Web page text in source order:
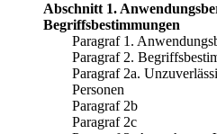
Abschnitt 1.
Begriffsbestimmungen
Paragraf 1.
Paragraf 2.
Paragraf 2a.
Personen
Paragraf 2b
Paragraf 2c